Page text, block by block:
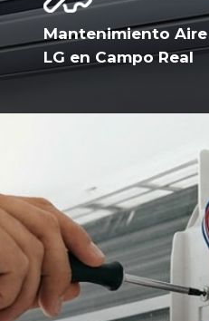
Mantenimiento
LG en Campo Real